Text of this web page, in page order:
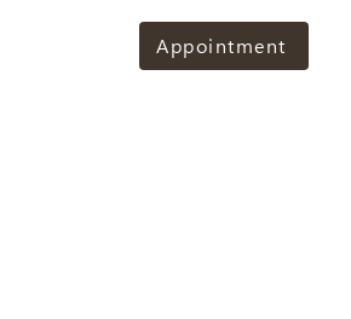
Appointment